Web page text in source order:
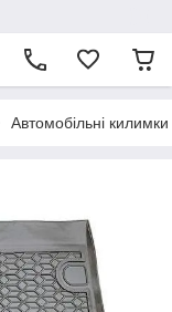
Автомобільні